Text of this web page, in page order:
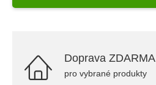
Doprava ZDARMA
pro vybrané produkty